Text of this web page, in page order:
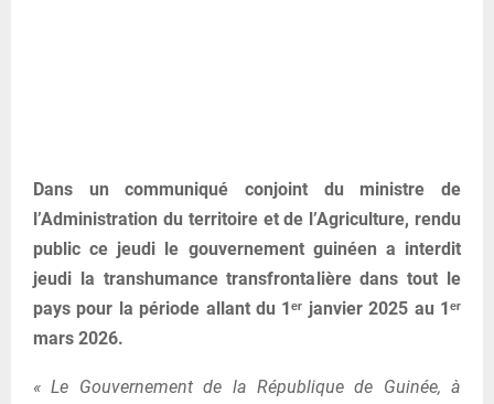
Dans un communiqué conjoint du ministre de
l’Administration du territoire et de l’Agriculture, rendu
public ce jeudi le gouvernement guinéen a interdit
jeudi la transhumance transfrontalière dans tout le
pays pour la période allant du 1ᵉʳ janvier 2025 au 1ᵉʳ
mars 2026.
« Le Gouvernement de la République de Guinée, à